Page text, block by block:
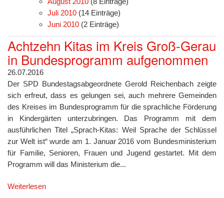
Juli 2010 (14 Einträge)
Juni 2010 (2 Einträge)
Achtzehn Kitas im Kreis Groß-Gerau
in Bundesprogramm aufgenommen
26.07.2016
Der SPD Bundestagsabgeordnete Gerold Reichenbach zeigte
sich erfreut, dass es gelungen sei, auch mehrere Gemeinden
des Kreises im Bundesprogramm für die sprachliche Förderung
in Kindergärten unterzubringen. Das Programm mit dem
ausführlichen Titel „Sprach-Kitas: Weil Sprache der Schlüssel
zur Welt ist“ wurde am 1. Januar 2016 vom Bundesministerium
für Familie, Senioren, Frauen und Jugend gestartet. Mit dem
Programm will das Ministerium die...
Weiterlesen